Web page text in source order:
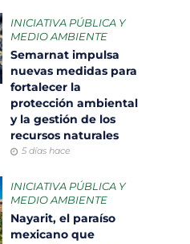
INICIATIVA PÚBLICA Y
MEDIO AMBIENTE
Semarnat impulsa
nuevas medidas para
fortalecer la
protección ambiental
y la gestión de los
recursos naturales
5 días hace
INICIATIVA PÚBLICA Y
MEDIO AMBIENTE
Nayarit, el paraíso
mexicano que